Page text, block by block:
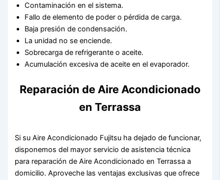
Contaminación en el sistema.
Fallo de elemento de poder o pérdida de carga.
Baja presión de condensación.
La unidad no se enciende.
Sobrecarga de refrigerante o aceite.
Acumulación excesiva de aceite en el evaporador.
Reparación de Aire Acondicionado
en Terrassa
Si su Aire Acondicionado Fujitsu ha dejado de funcionar,
disponemos del mayor servicio de asistencia técnica
para reparación de Aire Acondicionado en Terrassa a
domicilio. Aproveche las ventajas exclusivas que ofrece